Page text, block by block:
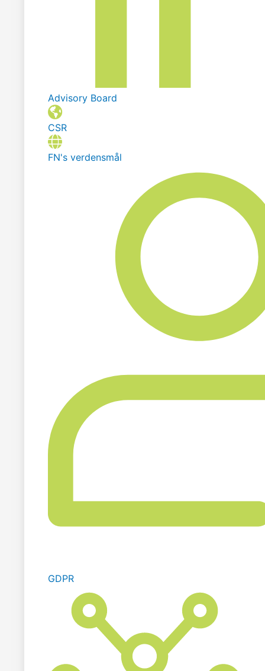
Advisory Board
CSR
FN's verdensmål
GDPR